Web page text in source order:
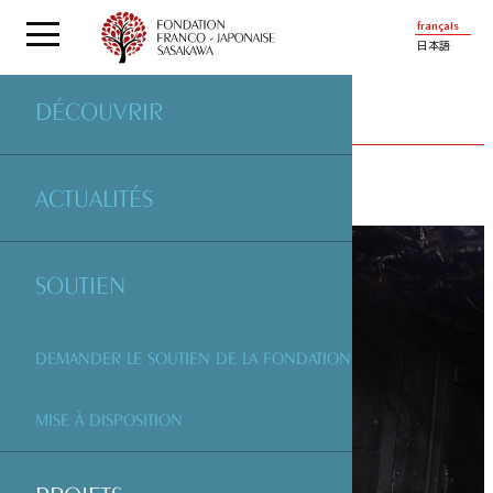
français
日本語
DÉCOUVRIR
ACTUALITÉS
SOUTIEN
DEMANDER LE SOUTIEN DE LA FONDATION
MISE À DISPOSITION
PROJETSSOUTENUS PAR LA FONDATION